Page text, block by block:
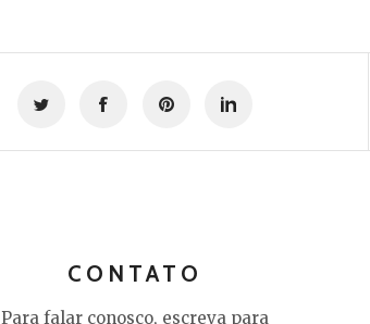
CONTATO
Para falar conosco, escreva para